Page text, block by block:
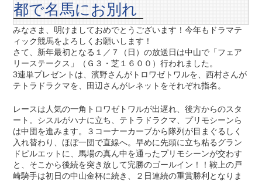
都で名馬にお別れ
みなさま、明けましておめでとうございます！今年もドラマテ
ィック競馬をよろしくお願いします！
さて、新年最初となる１／７（日）の放送日は中山で「フェア
リーステークス」（Ｇ３・芝１６００）行われました。
3連単プレゼントは、濱野さんがトロワゼトワルを、西村さんが
テトラドラクマを、田辺さんがレネットをそれぞれ指名。
レースは人気の一角トロワゼトワルが出遅れ、後方からのスタ
ート。シスルがハナに立ち、テトラドラクマ、プリモシーンら
は中団を進みます。３コーナーカーブから隊列が目まぐるしく
入れ替わり、ほぼ一団で直線へ。早めに先頭に立ち粘るグラン
ドピルエットに、馬場の真ん中を通ったプリモシーンが交わす
と、そこから後続を突き放して完勝のゴールイン！！鞍上の戸
崎騎手は初日の中山金杯に続き、２日連続の重賞勝利となりま